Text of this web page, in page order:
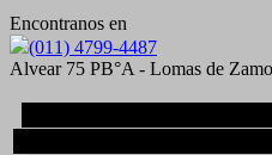
Encontranos en
(011) 4799-4487
Alvear 75 PB°A - Lomas de